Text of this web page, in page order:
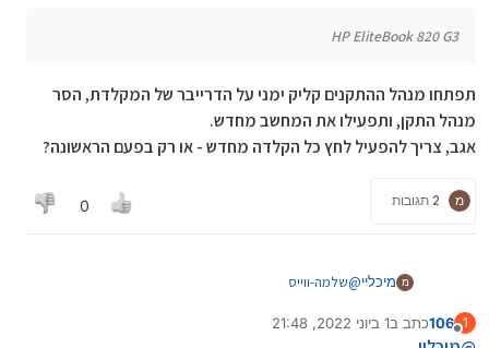
HP EliteBook 820 G3
תפתחו מנהל ההתקנים קליק ימני על הדרייבר של המקלדת, הסר
מנהל התקן, ותפעילו את המחשב מחדש.
אגב, צריך להפעיל לחץ כל הקלדה מחדש - או רק בפעם הראשונה?
מ 2 תגובות 0
מ מיכליי@שלמה-ווייס
מצאתי ב HP SAPORT ASSISTANT
1
מנותק
106כתב ב1 ביוני 2022, 21:48
נערך לאחרונה על ידי 106